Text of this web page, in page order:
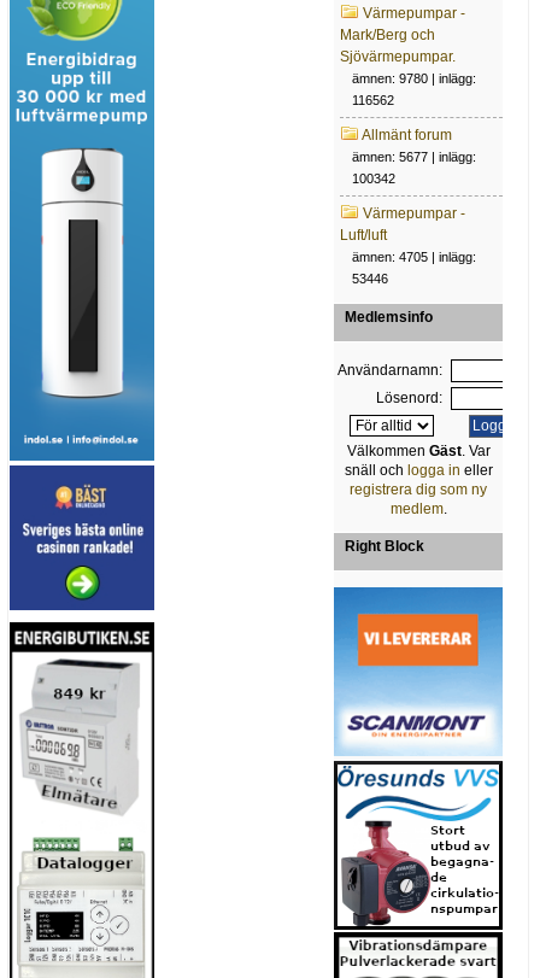
Värmepumpar -
Mark/Berg och
Sjövärmepumpar.
ämnen: 9780 | inlägg:
116562
Allmänt forum
ämnen: 5677 | inlägg:
100342
Värmepumpar -
Luft/luft
ämnen: 4705 | inlägg:
53446
Medlemsinfo
Användarnamn:
Lösenord:
Välkommen Gäst. Var
snäll och logga in eller
registrera dig som ny
medlem.
Right Block